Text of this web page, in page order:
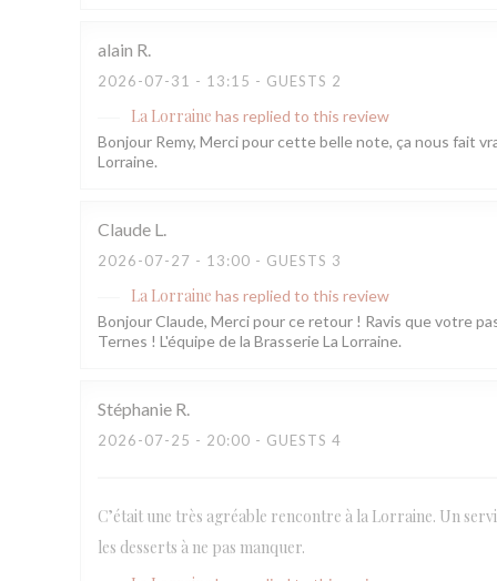
alain R
2026-07-31 - 13:15 - GUESTS 2
La Lorraine has replied to this review
Bonjour Remy, Merci pour cette belle note, ça nous fait
Lorraine.
Claude L
2026-07-27 - 13:00 - GUESTS 3
La Lorraine has replied to this review
Bonjour Claude, Merci pour ce retour ! Ravis que votre
Ternes ! L'équipe de la Brasserie La Lorraine.
Stéphanie R
2026-07-25 - 20:00 - GUESTS 4
C’était une très agréable rencontre à la Lorraine. Un
les desserts à ne pas manquer.